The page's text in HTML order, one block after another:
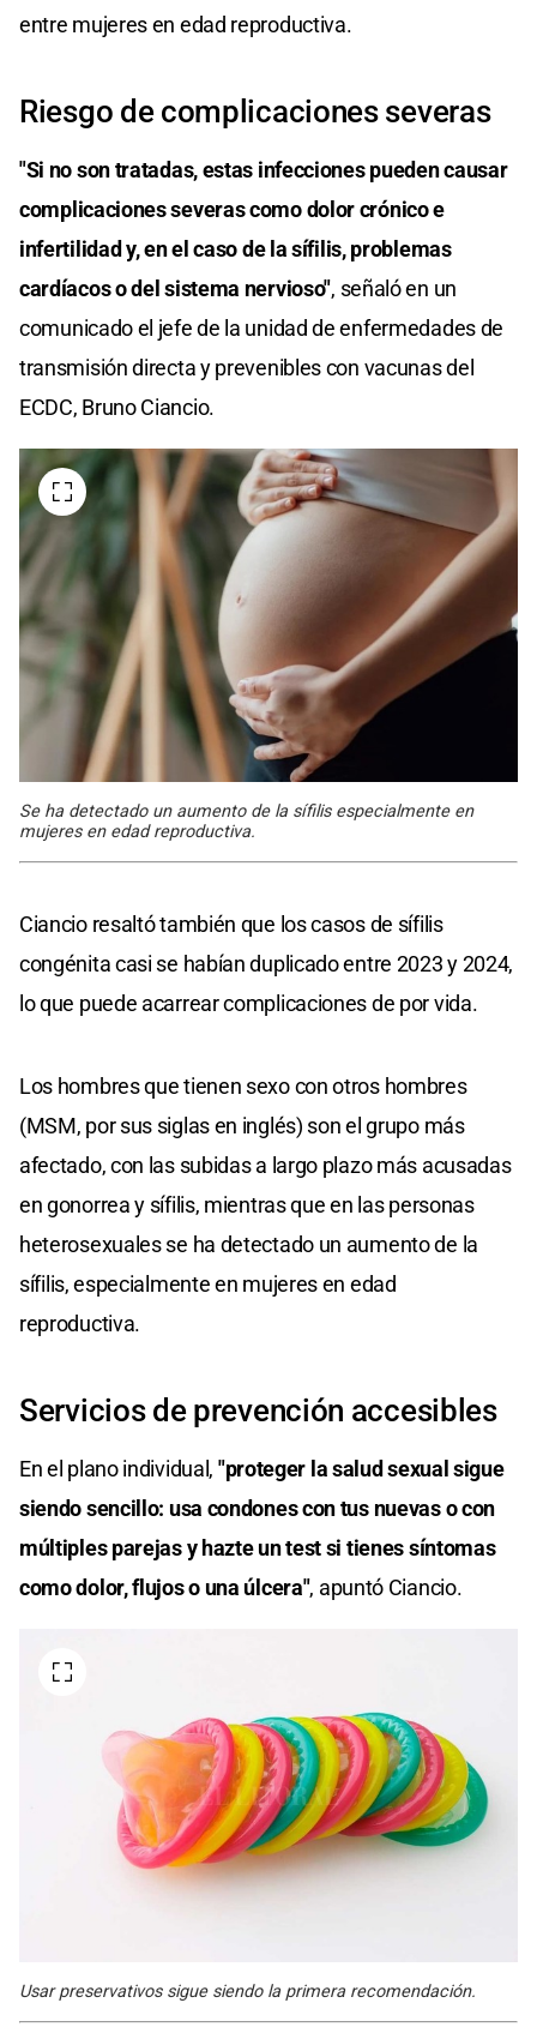
entre mujeres en edad reproductiva.
Riesgo de complicaciones severas
"Si no son tratadas, estas infecciones pueden causar
complicaciones severas como dolor crónico e
infertilidad y, en el caso de la sífilis, problemas
cardíacos o del sistema nervioso", señaló en un
comunicado el jefe de la unidad de enfermedades de
transmisión directa y prevenibles con vacunas del
ECDC, Bruno Ciancio.
Se ha detectado un aumento de la sífilis especialmente en
mujeres en edad reproductiva.
Ciancio resaltó también que los casos de sífilis
congénita casi se habían duplicado entre 2023 y 2024,
lo que puede acarrear complicaciones de por vida.
Los hombres que tienen sexo con otros hombres
(MSM, por sus siglas en inglés) son el grupo más
afectado, con las subidas a largo plazo más acusadas
en gonorrea y sífilis, mientras que en las personas
heterosexuales se ha detectado un aumento de la
sífilis, especialmente en mujeres en edad
reproductiva.
Servicios de prevención accesibles
En el plano individual, "proteger la salud sexual sigue
siendo sencillo: usa condones con tus nuevas o con
múltiples parejas y hazte un test si tienes síntomas
como dolor, flujos o una úlcera", apuntó Ciancio.
Usar preservativos sigue siendo la primera recomendación.